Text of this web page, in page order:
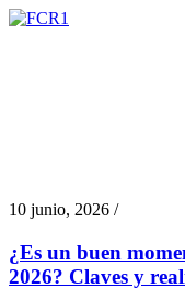
10 junio, 2026 /
¿Es un buen
2026? Claves y